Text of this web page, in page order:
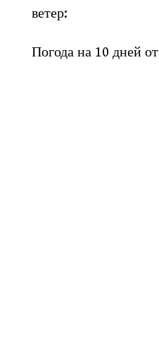
ветер:
Погода на 10 дней от